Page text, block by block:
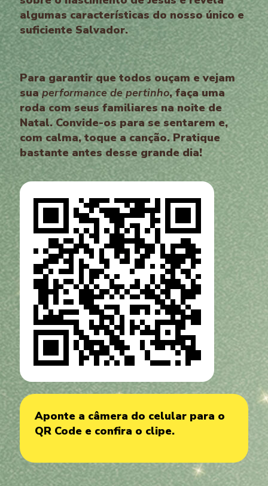
algumas características do nosso único e
suficiente Salvador.
Para garantir que todos ouçam e vejam
suaperformance de pertinho, faça uma
roda com seus familiares na noite de
Natal. Convide-os para se sentarem e,
com calma, toque a canção. Pratique
bastante antes desse grande dia!
Aponte a câmera do celular para o
QR Code e confira o clipe.